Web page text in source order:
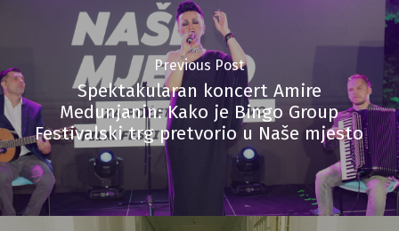
Previous Post
Spektakularan koncert Amire
Medunjanin: Kako je Bingo Group
Festivalski trg pretvorio u Naše mjesto